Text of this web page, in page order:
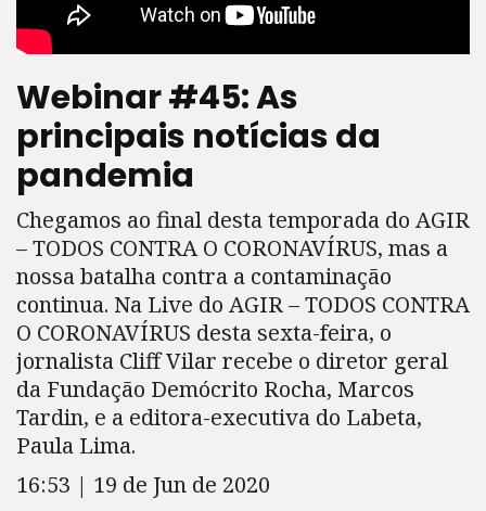
Webinar #45: As
principais notícias da
pandemia
Chegamos ao final desta temporada do AGIR
– TODOS CONTRA O CORONAVÍRUS, mas a
nossa batalha contra a contaminação
continua. Na Live do AGIR – TODOS CONTRA
O CORONAVÍRUS desta sexta-feira, o
jornalista Cliff Vilar recebe o diretor geral
da Fundação Demócrito Rocha, Marcos
Tardin, e a editora-executiva do Labeta,
Paula Lima.
16:53 | 19 de Jun de 2020